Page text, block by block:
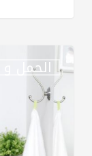
الحمل و
اسباب
الغثيان
فى
الصباح